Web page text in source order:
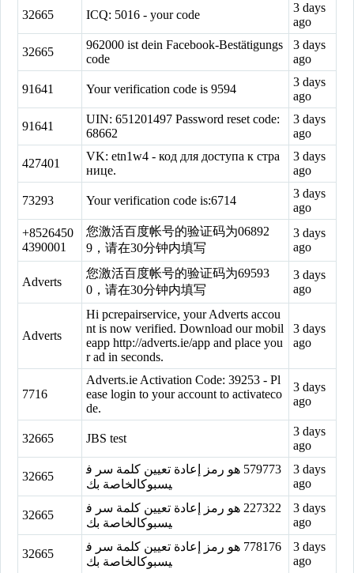
32665 ICQ: 5016 - your code
3 days
ago
32665
962000 ist dein Facebook-Bestätigungs
code
3 days
ago
91641 Your verification code is 9594
3 days
ago
91641
UIN: 651201497 Password reset code:
68662
3 days
ago
427401
VK: etn1w4 - код для доступа к стра
нице.
3 days
ago
73293 Your verification code is:6714
3 days
ago
+8526450
4390001
您激活百度帐号的验证码为06892
9，请在30分钟内填写
3 days
ago
Adverts
您激活百度帐号的验证码为69593
0，请在30分钟内填写
3 days
ago
Adverts
Hi pcrepairservice, your Adverts accou
nt is now verified. Download our mobil
eapp http://adverts.ie/app and place you
r ad in seconds.
3 days
ago
7716
Adverts.ie Activation Code: 39253 - Pl
ease login to your account to activateco
de.
3 days
ago
32665 JBS test
3 days
ago
32665
‏579773‏ هو رمز إعادة تعيين كلمة سر ف
يسبوكالخاصة بك
3 days
ago
32665
‏227322‏ هو رمز إعادة تعيين كلمة سر ف
يسبوكالخاصة بك
3 days
ago
32665
‏778176‏ هو رمز إعادة تعيين كلمة سر ف
يسبوكالخاصة بك
3 days
ago